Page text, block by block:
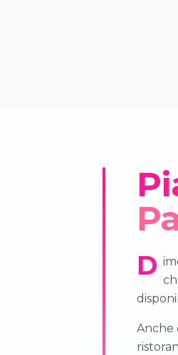
D
Anche